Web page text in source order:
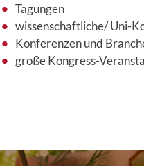
Tagungen
wissenschaftliche/ Uni-
Konferenzen und
große Kongress-